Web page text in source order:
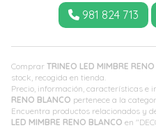
Comprar TRINEO LED MIMBRE
stock, recogida en tienda.
Precio, información, características e
RENO BLANCO pertenece a la
Encuentra productos relacionados y
LED MIMBRE RENO BLANCO en
981 824 713